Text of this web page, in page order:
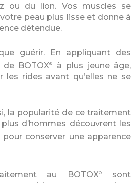
ou du lion. Vos muscles se
peau plus lisse et donne à
détendue.
guérir. En appliquant des
BOTOX®
à plus jeune âge,
les rides avant qu’elles ne se
la popularité de ce traitement
d’hommes découvrent les
pour conserver une apparence
au BOTOX®
sont